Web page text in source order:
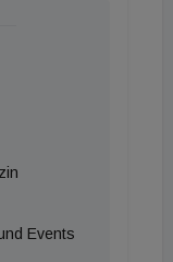
freue mich,
gewonnen
unterstützen
und
ist mit seinen
Events